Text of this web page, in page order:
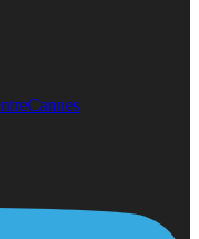
Cannes